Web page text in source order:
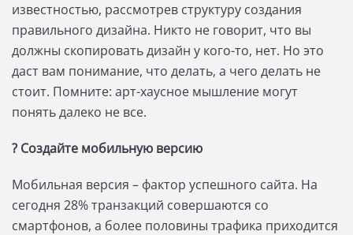
известностью, рассмотрев структуру создания
правильного дизайна. Никто не говорит, что вы
должны скопировать дизайн у кого-то, нет. Но это
даст вам понимание, что делать, а чего делать не
стоит. Помните: арт-хаусное мышление могут
понять далеко не все.
? Создайте мобильную версию
Мобильная версия – фактор успешного сайта. На
сегодня 28% транзакций совершаются со
смартфонов, а более половины трафика приходится